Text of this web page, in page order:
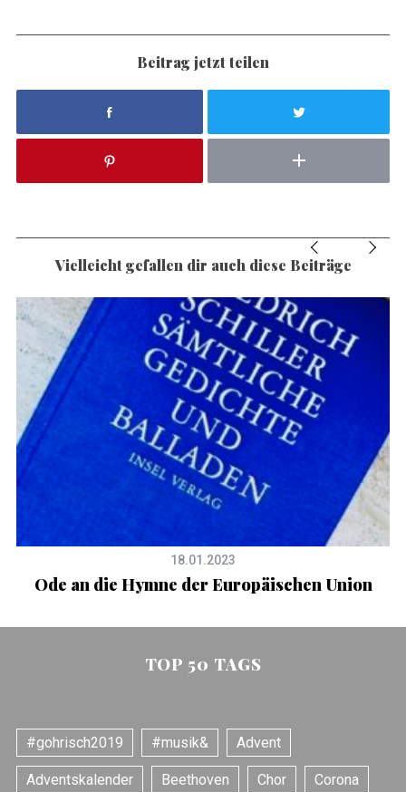
Beitrag jetzt teilen
Vielleicht gefallen dir auch diese Beiträge
18.01.2023
Ode an die Hymne der Europäischen Union
TOP 50 TAGS
#gohrisch2019 #musik& Advent
Adventskalender Beethoven Chor Corona